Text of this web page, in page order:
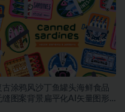
古涂鸦风沙丁鱼罐头海鲜食品
缝图案背景扁平化AI矢量图形